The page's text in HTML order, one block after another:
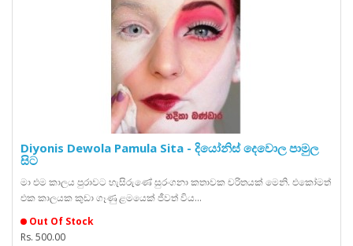
Diyonis Dewola Pamula Sita - දියෝනිස් දෙවොල පාමුල
සිට
මා එම කාලය පුරාවට හැසිරුණේ සුරංගනා කතාවක චරිතයක් මෙනි. එකෝමත්
එක කාලයක කුඩා ගෑණු ළමයෙක් ජීවත් විය...
Out Of Stock
Rs. 500.00